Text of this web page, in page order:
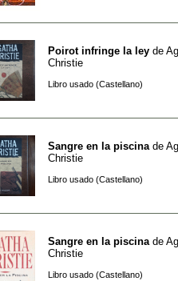
Poirot infringe la ley de
Christie
Libro usado (Castellano)
Sangre en la piscina de
Christie
Libro usado (Castellano)
Sangre en la piscina de
Christie
Libro usado (Castellano)